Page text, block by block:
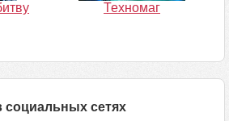
Техномаг
социальных сетях